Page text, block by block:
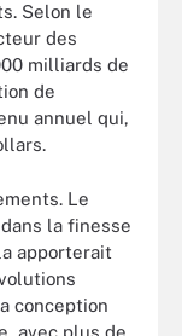
Selon le
des
milliards de
de
annuel qui,
Le
la finesse
apporterait
conception
avec plus de